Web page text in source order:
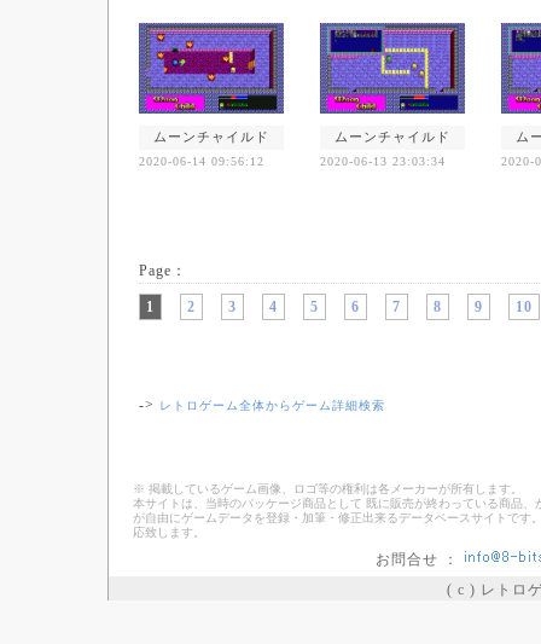
ムーンチャイルド
2020-06-14 09:56:12
ムーンチャイルド
2020-06-13 23:03:34
ム
2020-
Page：
1 2 3 4 5 6 7 8 9 10
-> レトロゲーム全体からゲーム詳細検索
※ 掲載しているゲーム画像、ロゴ等の権利は各メーカーが所有します。
本サイトは、当時のパッケージ商品として 既に販売が終わっている商品
が自由にゲームデータを登録・加筆・修正出来るデータベースサイトで
応致します。
お問合せ ：
( c ) レトロ